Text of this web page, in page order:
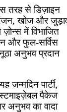
तरह से डिज़ाइन
खोज और
में विभाजित
और फुल-सर्विस
अनुभव प्रदान
जन्मदिन पार्टी,
पैकेज
अनुभव का वादा